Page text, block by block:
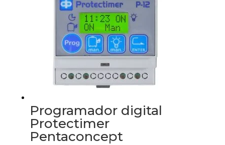
Programador digital
Protectimer
Pentaconcept